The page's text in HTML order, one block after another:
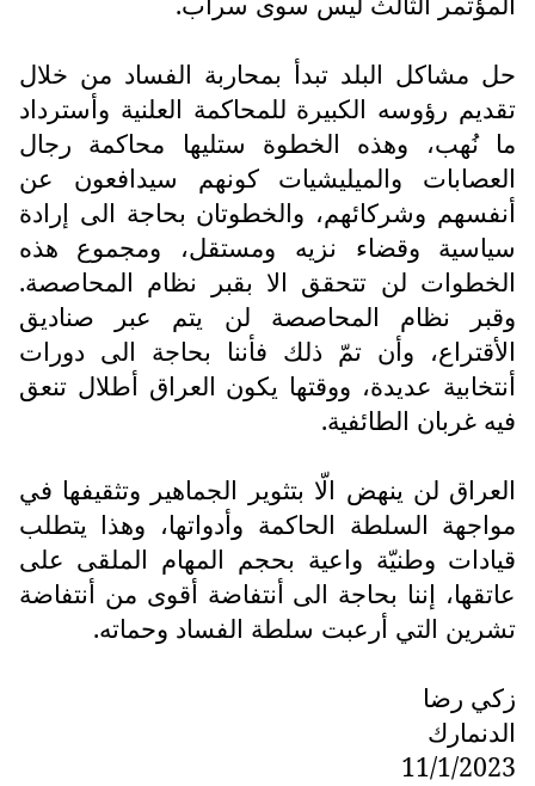
حل مشاكل البلد تبدأ بمحاربة الفساد من خلال
تقديم رؤوسه الكبيرة للمحاكمة العلنية وأسترداد
ما نُهب، وهذه الخطوة ستليها محاكمة رجال
العصابات والميليشيات كونهم سيدافعون عن
أنفسهم وشركائهم، والخطوتان بحاجة الى إرادة
سياسية وقضاء نزيه ومستقل، ومجموع هذه
الخطوات لن تتحقق الا بقبر نظام المحاصصة.
وقبر نظام المحاصصة لن يتم عبر صناديق
الأقتراع، وأن تمّ ذلك فأننا بحاجة الى دورات
أنتخابية عديدة، ووقتها يكون العراق أطلال تنعق
فيه غربان الطائفية.
العراق لن ينهض الّا بتثوير الجماهير وتثقيفها في
مواجهة السلطة الحاكمة وأدواتها، وهذا يتطلب
قيادات وطنيّة واعية بحجم المهام الملقى على
عاتقها، إننا بحاجة الى أنتفاضة أقوى من أنتفاضة
تشرين التي أرعبت سلطة الفساد وحماته.
زكي رضا
الدنمارك
11/1/2023